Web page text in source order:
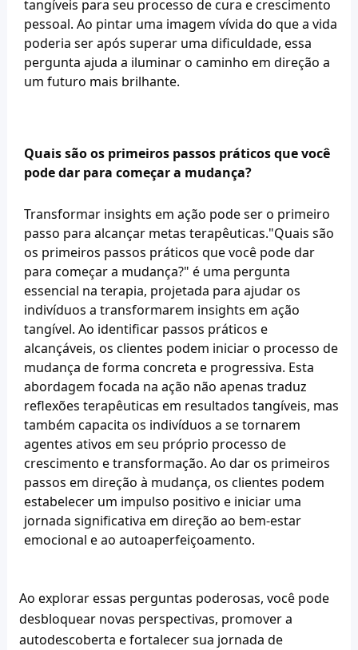
tangíveis para seu processo de cura e crescimento
pessoal. Ao pintar uma imagem vívida do que a vida
poderia ser após superar uma dificuldade, essa
pergunta ajuda a iluminar o caminho em direção a
um futuro mais brilhante.
Quais são os primeiros passos práticos que você
pode dar para começar a mudança?
Transformar insights em ação pode ser o primeiro
passo para alcançar metas terapêuticas."Quais são
os primeiros passos práticos que você pode dar
para começar a mudança?" é uma pergunta
essencial na terapia, projetada para ajudar os
indivíduos a transformarem insights em ação
tangível. Ao identificar passos práticos e
alcançáveis, os clientes podem iniciar o processo de
mudança de forma concreta e progressiva. Esta
abordagem focada na ação não apenas traduz
reflexões terapêuticas em resultados tangíveis, mas
também capacita os indivíduos a se tornarem
agentes ativos em seu próprio processo de
crescimento e transformação. Ao dar os primeiros
passos em direção à mudança, os clientes podem
estabelecer um impulso positivo e iniciar uma
jornada significativa em direção ao bem-estar
emocional e ao autoaperfeiçoamento.
Ao explorar essas perguntas poderosas, você pode
desbloquear novas perspectivas, promover a
autodescoberta e fortalecer sua jornada de